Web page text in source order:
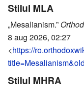
Stilul MLA
„Mesalianism.”
8 aug 2026, 02:27
<https://
Stilul MHRA